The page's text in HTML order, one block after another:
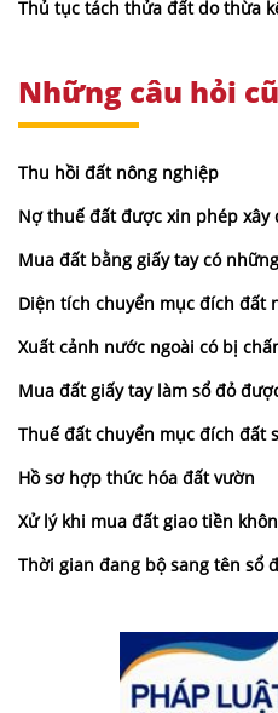
Thủ tục tách thửa đất do thừa
Những câu hỏi
Thu hồi đất nông nghiệp
Nợ thuế đất được xin phép xây
Mua đất bằng giấy tay có
Diện tích chuyển mục đích đất
Xuất cảnh nước ngoài có bị
Mua đất giấy tay làm sổ đỏ
Thuế đất chuyển mục đích đất
Hồ sơ hợp thức hóa đất vườn
Xử lý khi mua đất giao tiền
Thời gian đang bộ sang tên sổ